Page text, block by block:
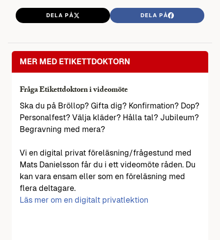
DELA PÅ DELA PÅ
MER MED ETIKETTDOKTORN
Fråga Etikettdoktorn i videomöte
Ska du på Bröllop? Gifta dig? Konfirmation? Dop?
Personalfest? Välja kläder? Hålla tal? Jubileum?
Begravning med mera?
Vi en digital privat föreläsning/frågestund med
Mats Danielsson får du i ett videomöte råden. Du
kan vara ensam eller som en föreläsning med
flera deltagare.
Läs mer om en digitalt privatlektion